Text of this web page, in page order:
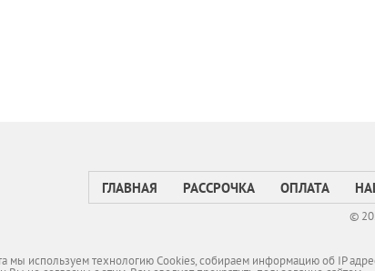
ГЛАВНАЯ РАССРОЧКА ОПЛАТА
©
мы используем технологию Cookies, собираем информацию об IP